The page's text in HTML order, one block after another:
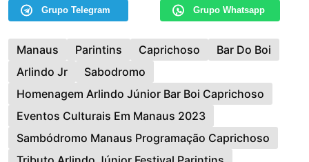
Grupo Telegram Grupo Whatsapp
Manaus Parintins Caprichoso
Bar Do Boi
Arlindo Jr
Sabodromo
Homenagem Arlindo Júnior Bar Boi Caprichoso
Eventos Culturais Em Manaus 2023
Sambódromo Manaus Programação Caprichoso